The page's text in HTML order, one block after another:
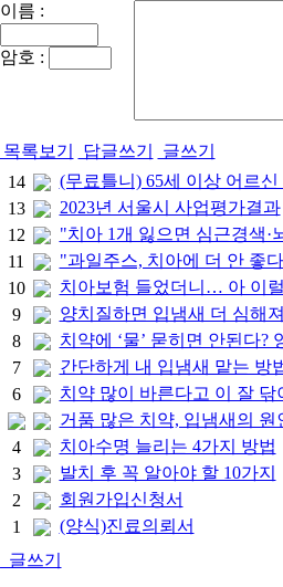
이름 :
암호 :
목록보기 답글쓰기
글쓰기
14
(무료틀니) 65세 이상 어르
13
2023년 서울시 사업평가결과
12
"치아 1개 잃으면 심근경색·
11
"과일주스, 치아에 더 안 좋
10
치아보험 들었더니… 아 이
9
양치질하면 입냄새 더 심해
8
치약에 ‘물’ 묻히면 안된다?
7
간단하게 내 입냄새 맡는 방
6
치약 많이 바른다고 이 잘 닦
거품 많은 치약, 입냄새의 원
4
치아수명 늘리는 4가지 방법
3
발치 후 꼭 알아야 할 10가지
2
회원가입신청서
1
(양식)진료의뢰서
글쓰기